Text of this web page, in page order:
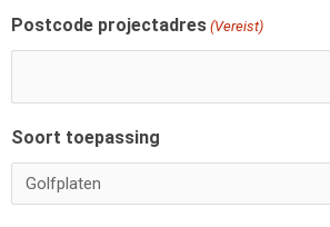
Postcode projectadres (Vereist)
Soort toepassing